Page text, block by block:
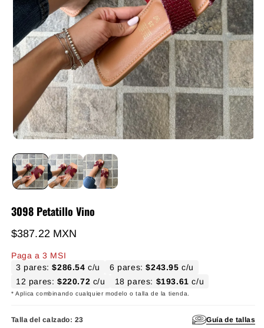
3098 Petatillo Vino
Precio habitual
$387.22 MXN
Paga a 3 MSI
3 pares:$286.54 c/u 6 pares:$243.95 c/u
12 pares: $220.72 c/u 18 pares: $193.61 c/u
* Aplica combinando cualquier modelo o talla de la tienda.
Talla del calzado: 23 Guía de tallas